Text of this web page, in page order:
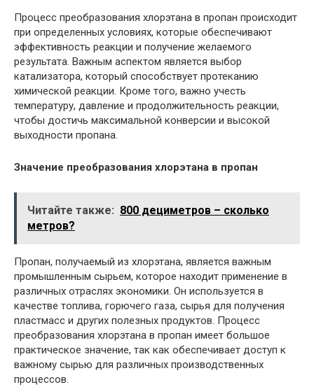
Процесс преобразования хлорэтана в пропан происходит
при определенных условиях, которые обеспечивают
эффективность реакции и получение желаемого
результата. Важным аспектом является выбор
катализатора, который способствует протеканию
химической реакции. Кроме того, важно учесть
температуру, давление и продолжительность реакции,
чтобы достичь максимальной конверсии и высокой
выходности пропана.
Значение преобразования хлорэтана в пропан
Читайте также: 800 дециметров – сколько
метров?
Пропан, получаемый из хлорэтана, является важным
промышленным сырьем, которое находит применение в
различных отраслях экономики. Он используется в
качестве топлива, горючего газа, сырья для получения
пластмасс и других полезных продуктов. Процесс
преобразования хлорэтана в пропан имеет большое
практическое значение, так как обеспечивает доступ к
важному сырью для различных производственных
процессов.